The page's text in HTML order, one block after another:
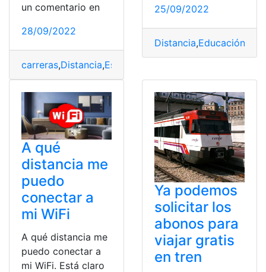
un comentario en
28/09/2022
carreras,Distancia,Estudiar
25/09/2022
Distancia,Educación
A qué
distancia me
puedo
conectar a
mi WiFi
A qué distancia me
puedo conectar a
mi WiFi. Está claro
Ya podemos
solicitar los
abonos para
viajar gratis
en tren